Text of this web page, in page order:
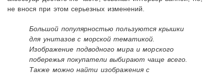
не внося при этом серьезных изменений.
Большой популярностью пользуются крышки
для унитазов с морской тематикой.
Изображение подводного мира и морского
побережья покупатели выбирают чаще всего.
Также можно найти изображения с